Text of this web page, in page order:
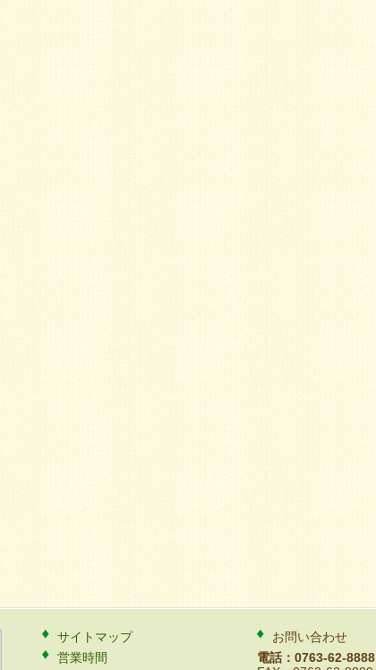
サイトマップ
営業時間
お問い合わせ
電話：0763-62-8888